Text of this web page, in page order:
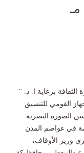
الثقافة برعاية ا. د. "
القومي للتنسيق
الصورة البصرية
في عواصم المدن
وزير الأوقاف،